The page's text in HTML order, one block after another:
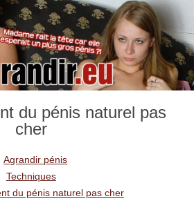
du pénis naturel pas
cher
Agrandir pénis
Techniques
du pénis naturel pas cher